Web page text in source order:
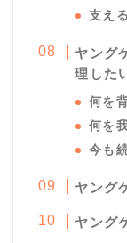
支え
ヤング
理した
何を
何を
今も
ヤング
ヤング